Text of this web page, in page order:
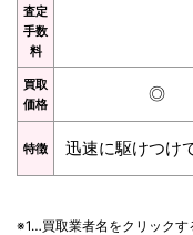
査定
手数
料
買取
価格
◎
特徴 迅速に駆けつけ
※1…買取業者名をクリックす